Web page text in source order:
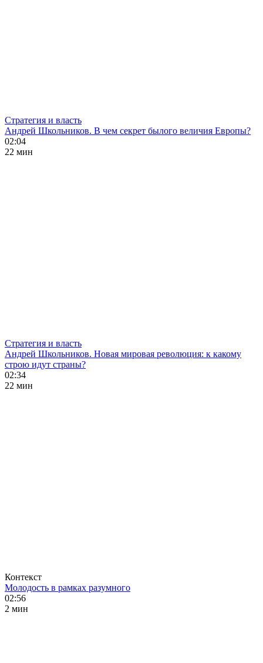
Стратегия и власть
Андрей Школьников. В чем секрет былого величия Европы?
02:04
22 мин
Стратегия и власть
Андрей Школьников. Новая мировая революция: к какому
строю идут страны?
02:34
22 мин
Контекст
Молодость в рамках разумного
02:56
2 мин